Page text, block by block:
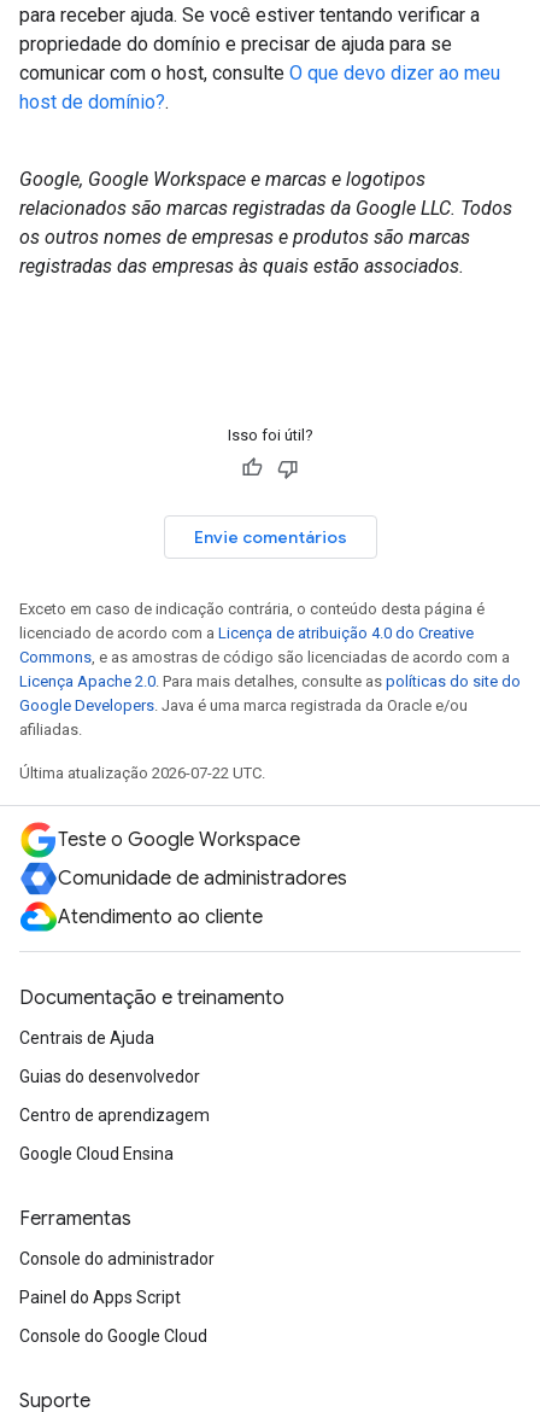
para receber ajuda. Se você estiver tentando verificar a
propriedade do domínio e precisar de ajuda para se
comunicar com o host, consulte O que devo dizer ao meu
host de domínio?.
Google, Google Workspace e marcas e logotipos
relacionados são marcas registradas da Google LLC. Todos
os outros nomes de empresas e produtos são marcas
registradas das empresas às quais estão associados.
Isso foi útil?
Envie comentários
Exceto em caso de indicação contrária, o conteúdo desta página é
licenciado de acordo com a Licença de atribuição 4.0 do Creative
Commons, e as amostras de código são licenciadas de acordo com a
Licença Apache 2.0. Para mais detalhes, consulte as políticas do site do
Google Developers. Java é uma marca registrada da Oracle e/ou
afiliadas.
Última atualização 2026-07-22 UTC.
Teste o Google Workspace
Comunidade de administradores
Atendimento ao cliente
Documentação e treinamento
Centrais de Ajuda
Guias do desenvolvedor
Centro de aprendizagem
Google Cloud Ensina
Ferramentas
Console do administrador
Painel do Apps Script
Console do Google Cloud
Suporte